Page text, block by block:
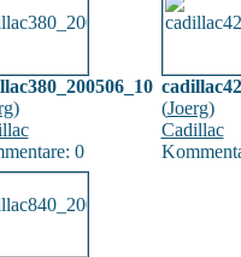
)
0
(Joerg)
Cadillac